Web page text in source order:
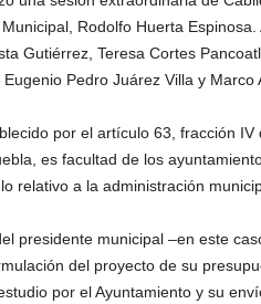
Rodolfo Huerta
Gutiérrez, Teresa Cortes
Pedro Juárez Villa y Marco
por el artículo 63, fracción
es facultad de los
relativo a la administración
presidente municipal –en este
del proyecto de su
por el Ayuntamiento y su